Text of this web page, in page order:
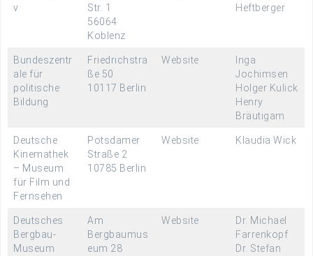
v
Str. 1
56064
Koblenz
Heftberger
Bundeszentr
ale für
politische
Bildung
Friedrichstra
ße 50
10117 Berlin
Website
Inga
Jochimsen
Holger Kulick
Henry
Bräutigam
Deutsche
Kinemathek
– Museum
für Film und
Fernsehen
Potsdamer
Straße 2
10785 Berlin
Website Klaudia Wick
Deutsches
Bergbau-
Museum
Am
Bergbaumus
eum 28
Website
Dr. Michael
Farrenkopf
Dr. Stefan